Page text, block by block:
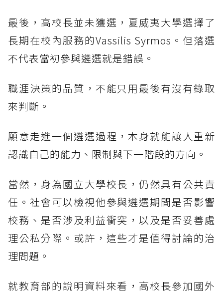
最後，高校長並未獲選，夏威夷大學選擇了
長期在校內服務的Vassilis Syrmos。但落選
不代表當初參與遴選就是錯誤。
職涯決策的品質，不能只用最後有沒有錄取
來判斷。
願意走進一個遴選過程，本身就能讓人重新
認識自己的能力、限制與下一階段的方向。
當然，身為國立大學校長，仍然具有公共責
任。社會可以檢視他參與遴選期間是否影響
校務、是否涉及利益衝突，以及是否妥善處
理公私分際。或許，這些才是值得討論的治
理問題。
就教育部的說明資料來看，高校長參加國外